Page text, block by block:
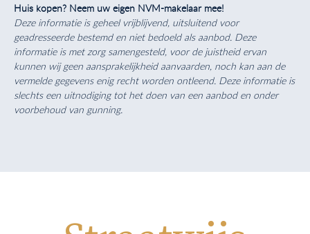
Huis kopen? Neem uw eigen NVM-makelaar mee!
Deze informatie is geheel vrijblijvend, uitsluitend voor
geadresseerde bestemd en niet bedoeld als aanbod. Deze
informatie is met zorg samengesteld, voor de juistheid ervan
kunnen wij geen aansprakelijkheid aanvaarden, noch kan aan de
vermelde gegevens enig recht worden ontleend. Deze informatie is
slechts een uitnodiging tot het doen van een aanbod en onder
voorbehoud van gunning.